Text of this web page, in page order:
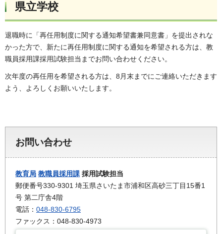
県立学校
退職時に「再任用制度に関する通知希望書兼同意書」を提出されな
かった方で、新たに再任用制度に関する通知を希望される方は、教
職員採用課採用試験担当までお問い合わせください。
次年度の再任用を希望される方は、8月末までにご連絡いただきます
よう、よろしくお願いいたします。
お問い合わせ
教育局 教職員採用課 採用試験担当
郵便番号330-9301 埼玉県さいたま市浦和区高砂三丁目15番1
号 第二庁舎4階
電話： 048-830-6795
ファックス：048-830-4973